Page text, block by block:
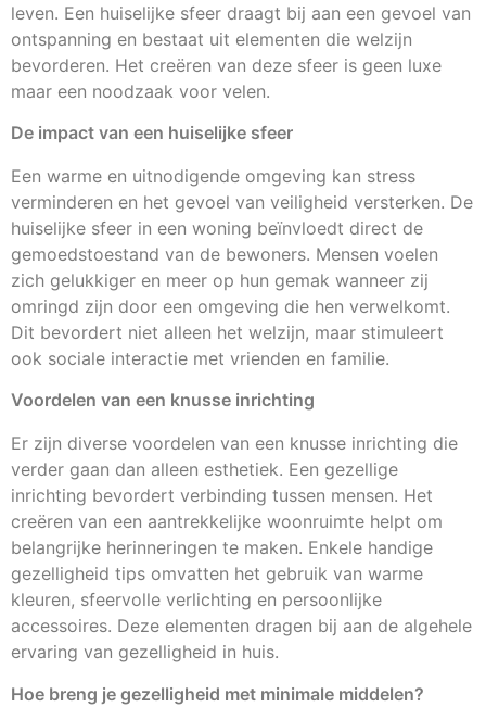
leven. Een huiselijke sfeer draagt bij aan een gevoel van
ontspanning en bestaat uit elementen die welzijn
bevorderen. Het creëren van deze sfeer is geen luxe
maar een noodzaak voor velen.
De impact van een huiselijke sfeer
Een warme en uitnodigende omgeving kan stress
verminderen en het gevoel van veiligheid versterken. De
huiselijke sfeer in een woning beïnvloedt direct de
gemoedstoestand van de bewoners. Mensen voelen
zich gelukkiger en meer op hun gemak wanneer zij
omringd zijn door een omgeving die hen verwelkomt.
Dit bevordert niet alleen het welzijn, maar stimuleert
ook sociale interactie met vrienden en familie.
Voordelen van een knusse inrichting
Er zijn diverse voordelen van een knusse inrichting die
verder gaan dan alleen esthetiek. Een gezellige
inrichting bevordert verbinding tussen mensen. Het
creëren van een aantrekkelijke woonruimte helpt om
belangrijke herinneringen te maken. Enkele handige
gezelligheid tips omvatten het gebruik van warme
kleuren, sfeervolle verlichting en persoonlijke
accessoires. Deze elementen dragen bij aan de algehele
ervaring van gezelligheid in huis.
Hoe breng je gezelligheid met minimale middelen?